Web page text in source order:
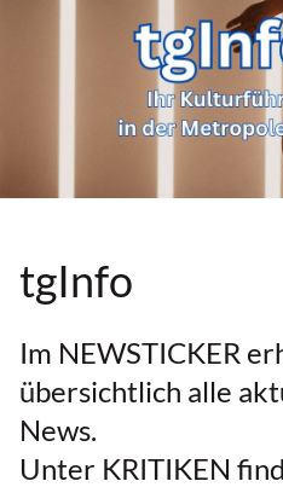
tgInfo
Im NEWSTICKER
übersichtlich alle
News.
Unter KRITIKEN